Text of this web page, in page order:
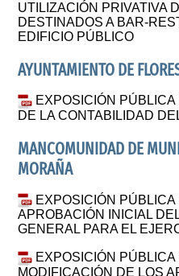
UTILIZACIÓN PRIVATIVA
DESTINADOS A BAR-
EDIFICIO PÚBLICO
AYUNTAMIENTO DE
EXPOSICIÓN
DE LA CONTABILIDAD
MANCOMUNIDAD DE
MORAÑA
EXPOSICIÓN
APROBACIÓN INICIAL
GENERAL PARA EL
EXPOSICIÓN
MODIFICACIÓN DE LOS